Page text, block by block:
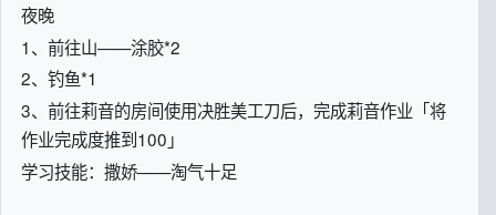
夜晚
1、前往山——涂胶*2
2、钓鱼*1
3、前往莉音的房间使用决胜美工刀后，完成莉音作业「将
作业完成度推到100」
学习技能：撒娇——淘气十足